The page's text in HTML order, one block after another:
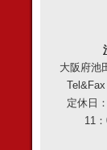
大阪府池
定休日
11